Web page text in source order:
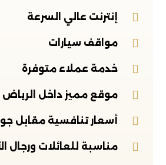
إنترنت عالي السرعة
مواقف سيارات
خدمة عملاء متوفرة
موقع مميز داخل الرياض
أسعار تنافسية مقابل
مناسبة للعائلات ورجال